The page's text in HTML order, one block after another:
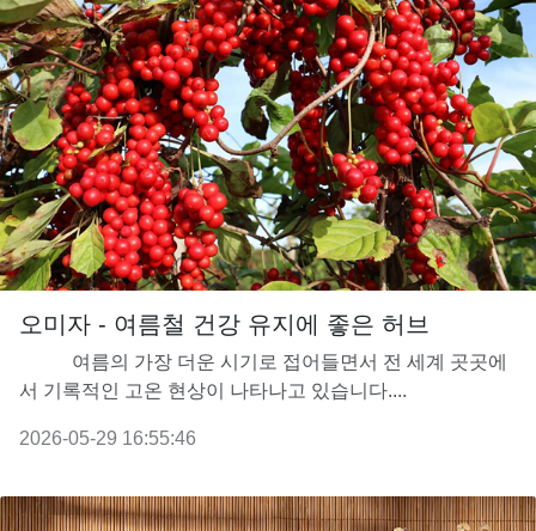
오미자 - 여름철 건강 유지에 좋은 허브
여름의 가장 더운 시기로 접어들면서 전 세계 곳곳에
서 기록적인 고온 현상이 나타나고 있습니다....
2026-05-29 16:55:46